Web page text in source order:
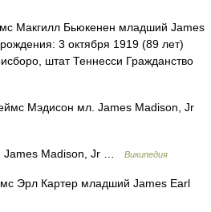
Макгилл Бьюкенен младший James
3 октября 1919 (89 лет)
штат Теннесси Гражданство
Мэдисон мл. James Madison, Jr
Madison, Jr … Википедия
Эрл Картер младший James Earl